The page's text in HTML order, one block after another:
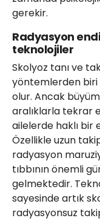
gerekir.
Radyasyon
teknolojiler
Skolyoz tanı ve
yöntemlerden
olur. Ancak
aralıklarla tekrar
ailelerde haklı bir
Özellikle uzun
radyasyon
tıbbının önemli
gelmektedir.
sayesinde artık
radyasyonsuz